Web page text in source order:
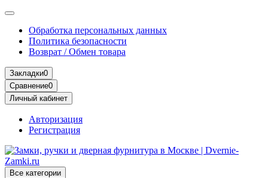
Обработка персональных данных
Политика безопасности
Возврат / Обмен товара
Закладки0
Сравнение0
Личный кабинет
Авторизация
Регистрация
Все категории